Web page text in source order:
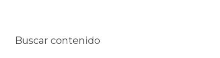
Buscar contenido